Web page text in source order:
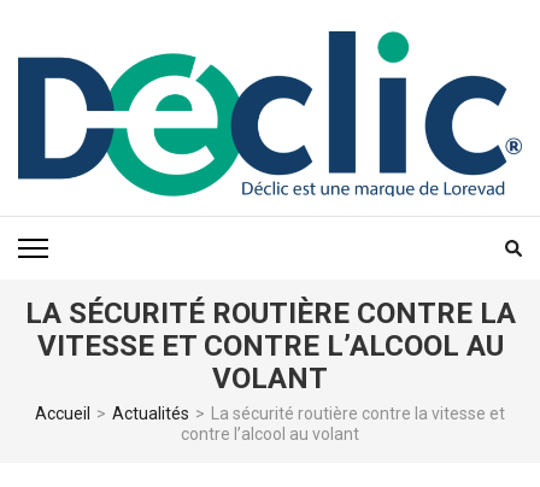
LA SÉCURITÉ ROUTIÈRE CONTRE LA
VITESSE ET CONTRE L’ALCOOL AU
VOLANT
Accueil > Actualités >
La sécurité routière contre la vitesse et
contre l’alcool au volant